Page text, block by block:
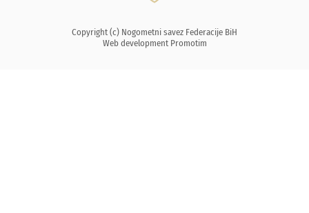
Copyright (c) Nogometni savez Federacije BiH
Web development Promotim